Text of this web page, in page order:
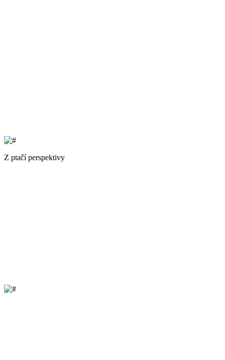
Z ptačí perspektivy